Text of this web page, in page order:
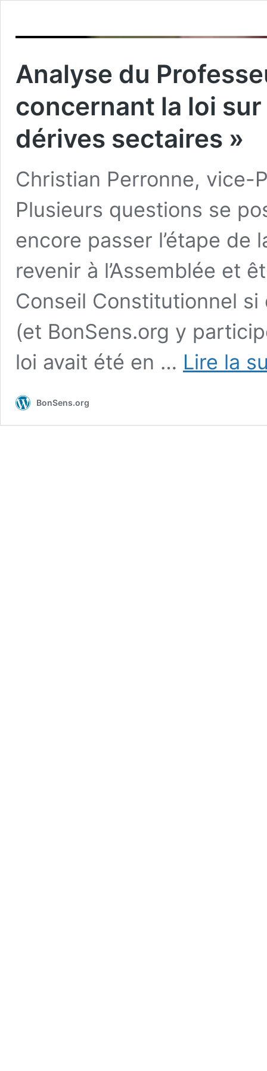
Analyse du
concernant la loi
dérives sectaires »
Christian Perronne, vice-
Plusieurs questions se
encore passer l’étape de
revenir à l’Assemblée et
Conseil Constitutionnel
(et BonSens.org y
loi avait été en … Lire la
BonSens.org